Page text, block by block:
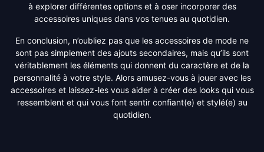
à explorer différentes options et à oser incorporer des
accessoires uniques dans vos tenues au quotidien.
En conclusion, n’oubliez pas que les accessoires de mode ne
sont pas simplement des ajouts secondaires, mais qu’ils sont
véritablement les éléments qui donnent du caractère et de la
personnalité à votre style. Alors amusez-vous à jouer avec les
accessoires et laissez-les vous aider à créer des looks qui vous
ressemblent et qui vous font sentir confiant(e) et stylé(e) au
quotidien.